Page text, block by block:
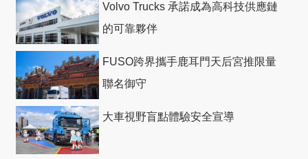
Volvo Trucks 承諾成為高科技供應鏈
的可靠夥伴
FUSO跨界攜手鹿耳門天后宮推限量
聯名御守
大車視野盲點體驗安全宣導